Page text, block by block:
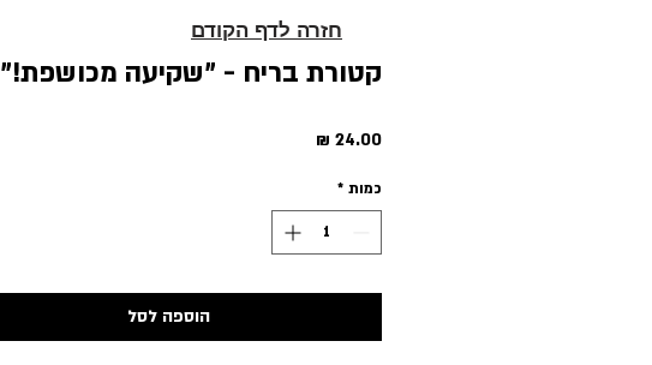
קטורת בריח - "שקיעה מכושפת!"
כמות *
הוספה לסל
חזרה לדף הקודם